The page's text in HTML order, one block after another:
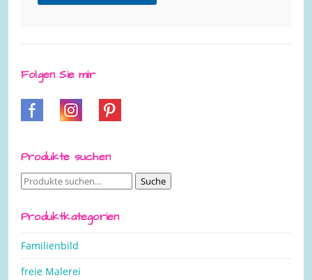
Folgen Sie mir
Produkte suchen
Suche
Suche
Produktkategorien
Familienbild
freie Malerei